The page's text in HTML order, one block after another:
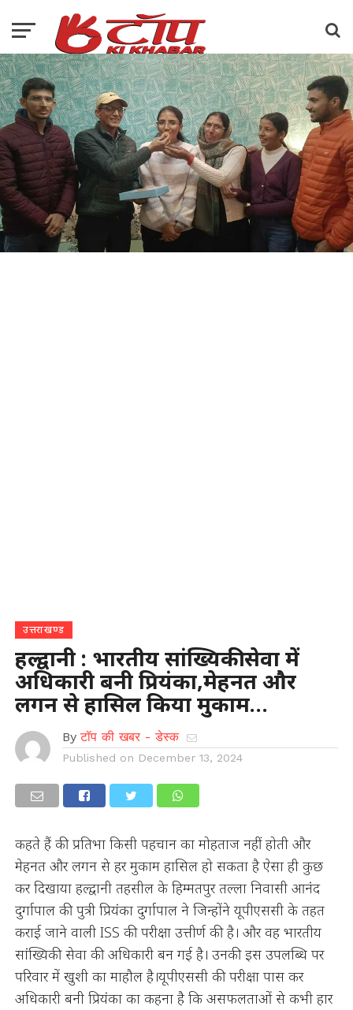
उत्तराखण्ड
हल्द्वानी : भारतीय सांख्यिकी सेवा में
अधिकारी बनी प्रियंका,मेहनत और
लगन से हासिल किया मुकाम…
By टॉप की खबर - डेस्क
Published on December 13, 2024
कहते हैं की प्रतिभा किसी पहचान का मोहताज नहीं होती और
मेहनत और लगन से हर मुकाम हासिल हो सकता है ऐसा ही कुछ
कर दिखाया हल्द्वानी तहसील के हिम्मतपुर तल्ला निवासी आनंद
दुर्गापाल की पुत्री प्रियंका दुर्गापाल ने जिन्होंने यूपीएससी के तहत
कराई जाने वाली ISS की परीक्षा उत्तीर्ण की है। और वह भारतीय
सांख्यिकी सेवा की अधिकारी बन गई है। उनकी इस उपलब्धि पर
परिवार में खुशी का माहौल है।यूपीएससी की परीक्षा पास कर
अधिकारी बनी प्रियंका का कहना है कि असफलताओं से कभी हार